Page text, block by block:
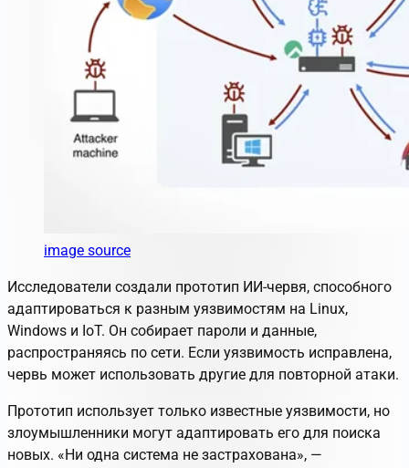
image source
Исследователи создали прототип ИИ-червя, способного
адаптироваться к разным уязвимостям на Linux,
Windows и IoT. Он собирает пароли и данные,
распространяясь по сети. Если уязвимость исправлена,
червь может использовать другие для повторной атаки.
Прототип использует только известные уязвимости, но
злоумышленники могут адаптировать его для поиска
новых. «Ни одна система не застрахована», —